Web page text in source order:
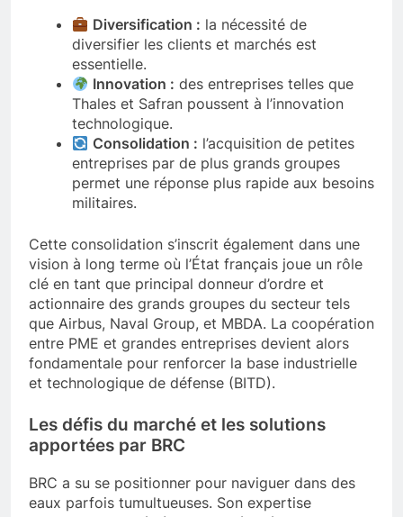
Diversification : la nécessité de
diversifier les clients et marchés est
essentielle.
Innovation : des entreprises telles que
Thales et Safran poussent à l’innovation
technologique.
Consolidation : l’acquisition de petites
entreprises par de plus grands groupes
permet une réponse plus rapide aux besoins
militaires.
Cette consolidation s’inscrit également dans une
vision à long terme où l’État français joue un rôle
clé en tant que principal donneur d’ordre et
actionnaire des grands groupes du secteur tels
que Airbus, Naval Group, et MBDA. La coopération
entre PME et grandes entreprises devient alors
fondamentale pour renforcer la base industrielle
et technologique de défense (BITD).
Les défis du marché et les solutions
apportées par BRC
BRC a su se positionner pour naviguer dans des
eaux parfois tumultueuses. Son expertise